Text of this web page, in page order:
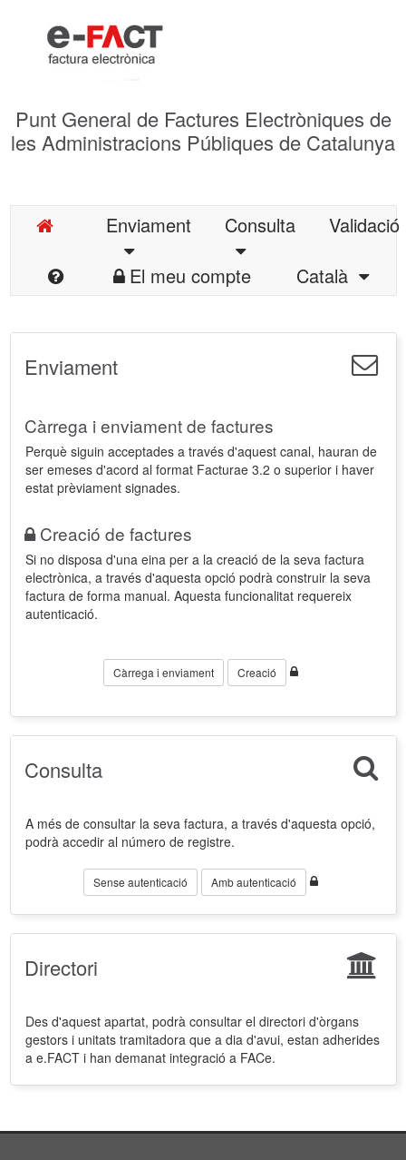
Punt General de Factures Electròniques de
les Administracions Públiques de Catalunya
Enviament Consulta
Validació
El meu compte
Català
Enviament
Càrrega i enviament de factures
Perquè siguin acceptades a través d'aquest canal, hauran de
ser emeses d'acord al format Facturae 3.2 o superior i haver
estat prèviament signades.
Creació de factures
Si no disposa d'una eina per a la creació de la seva factura
electrònica, a través d'aquesta opció podrà construir la seva
factura de forma manual. Aquesta funcionalitat requereix
autenticació.
Càrrega i enviament Creació
Consulta
A més de consultar la seva factura, a través d'aquesta opció,
podrà accedir al número de registre.
Sense autenticació Amb autenticació
Directori
Des d'aquest apartat, podrà consultar el directori d'òrgans
gestors i unitats tramitadora que a dia d'avui, estan adherides
a e.FACT i han demanat integració a FACe.